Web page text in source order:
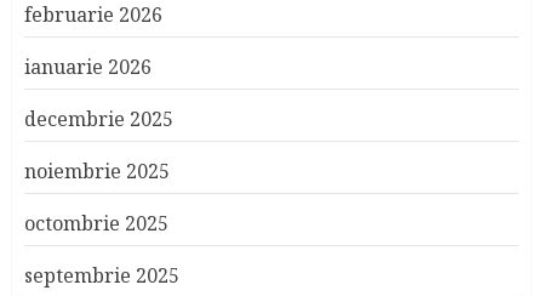
februarie 2026
ianuarie 2026
decembrie 2025
noiembrie 2025
octombrie 2025
septembrie 2025